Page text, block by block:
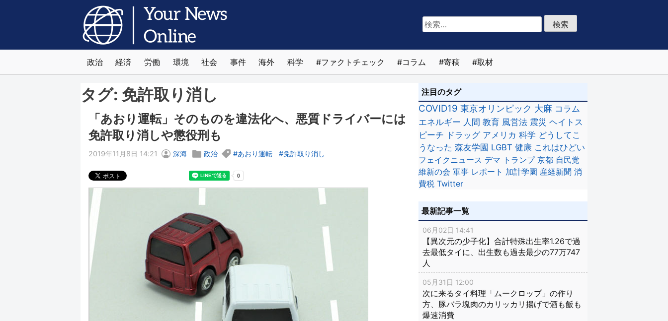
検
索:
政治 経済 労働 環境 社会 事件 海外 科学 ファクトチェック コラム 寄稿 取材
タグ: 免許取り消し
「あおり運転」そのものを違法化へ、悪質ドライバーには
免許取り消しや懲役刑も
2019年11月8日 14:21 深海 政治 あおり運転 免許取り消し
注目のタグ
COVID19 東京オリンピック 大麻 コラム
エネルギー 人間 教育 風営法 震災 ヘイトス
ピーチ ドラッグ アメリカ 科学 どうしてこ
うなった 森友学園 LGBT 健康 これはひどい
フェイクニュース デマ トランプ 京都 自民党
維新の会 軍事 レポート 加計学園 産経新聞 消
費税 Twitter
最新記事一覧
06月02日 14:41
【異次元の少子化】合計特殊出生率1.26で過
去最低タイに、出生数も過去最少の77万747
人
05月31日 12:00
次に来るタイ料理「ムークロップ」の作り
方、豚バラ塊肉のカリッカリ揚げで酒も飯も
爆速消費